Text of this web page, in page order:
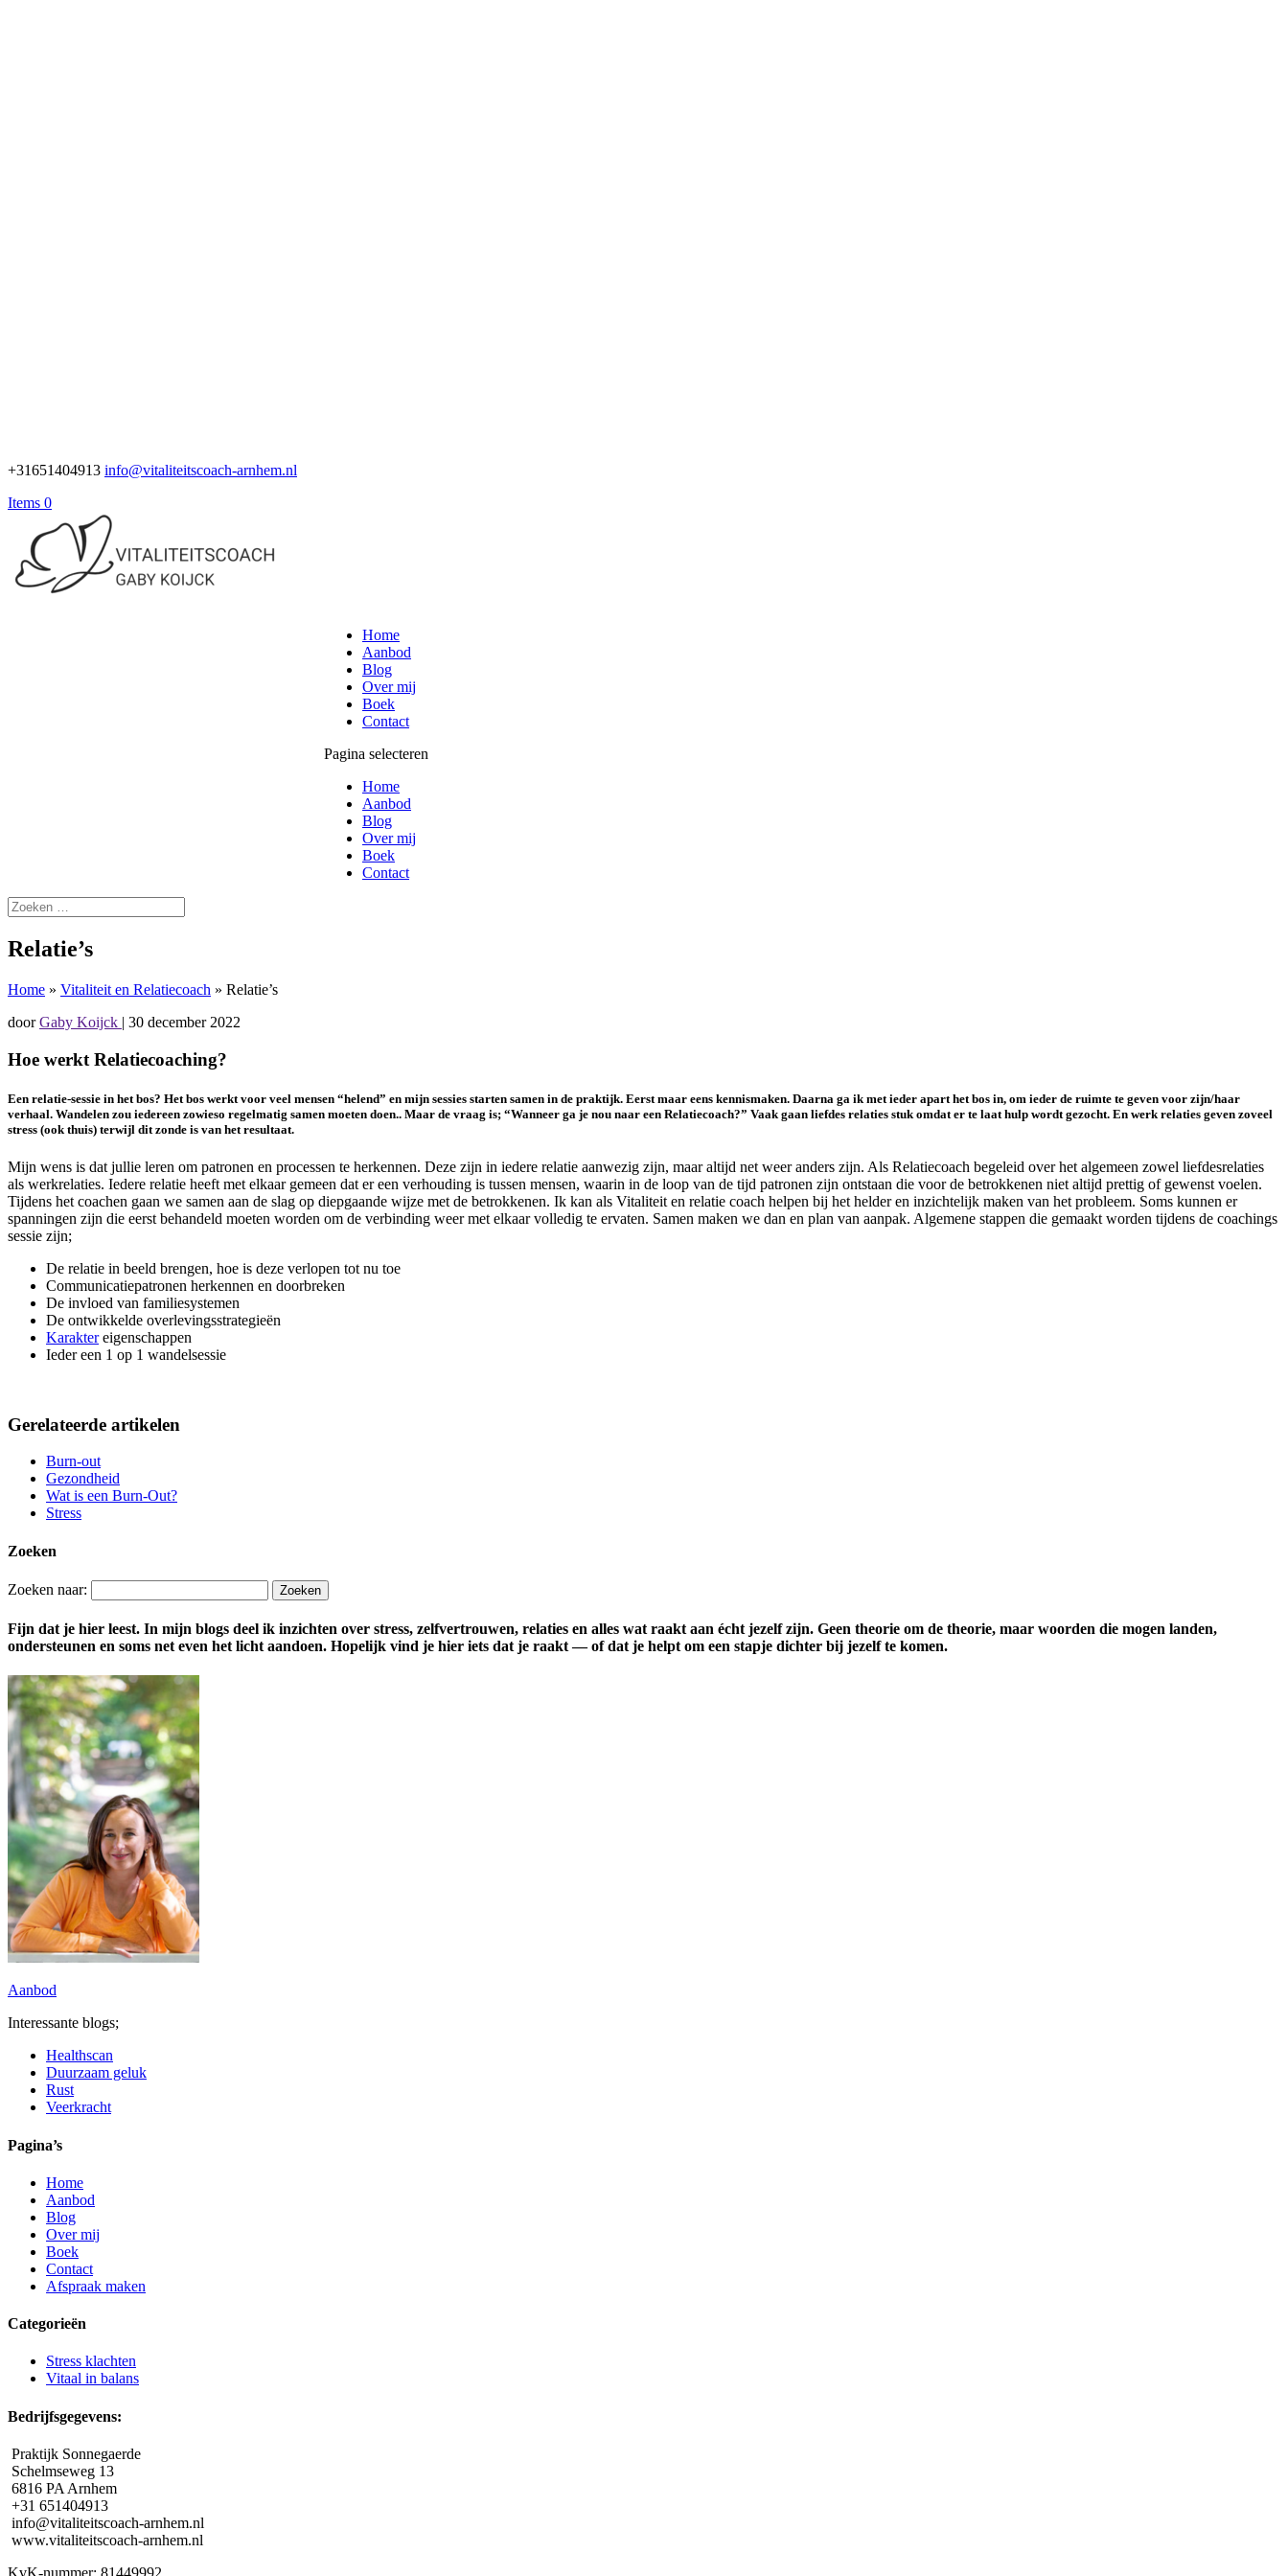
+31651404913 info@vitaliteitscoach-arnhem.nl
Items 0
Home
Aanbod
Blog
Over mij
Boek
Contact
Pagina selecteren
Home
Aanbod
Blog
Over mij
Boek
Contact
Relatie’s
Home » Vitaliteit en Relatiecoach » Relatie’s
doorGaby Koijck | 30 december 2022
Hoe werkt Relatiecoaching?
Een relatie-sessie in het bos? Het bos werkt voor veel mensen “helend” en mijn sessies starten samen in de praktijk. Eerst maar eens kennismaken. Daarna ga ik met ieder apart het bos in, om ieder de ruimte te geven voor zijn/haar
verhaal. Wandelen zou iedereen zowieso regelmatig samen moeten doen.. Maar de vraag is; “Wanneer ga je nou naar een Relatiecoach?” Vaak gaan liefdes relaties stuk omdat er te laat hulp wordt gezocht. En werk relaties geven zoveel
stress (ook thuis) terwijl dit zonde is van het resultaat.
Mijn wens is dat jullie leren om patronen en processen te herkennen. Deze zijn in iedere relatie aanwezig zijn, maar altijd net weer anders zijn. Als Relatiecoach begeleid over het algemeen zowel liefdesrelaties
als werkrelaties. Iedere relatie heeft met elkaar gemeen dat er een verhouding is tussen mensen, waarin in de loop van de tijd patronen zijn ontstaan die voor de betrokkenen niet altijd prettig of gewenst voelen.
Tijdens het coachen gaan we samen aan de slag op diepgaande wijze met de betrokkenen. Ik kan als Vitaliteit en relatie coach helpen bij het helder en inzichtelijk maken van het probleem. Soms kunnen er
spanningen zijn die eerst behandeld moeten worden om de verbinding weer met elkaar volledig te ervaten. Samen maken we dan en plan van aanpak. Algemene stappen die gemaakt worden tijdens de coachings
sessie zijn;
De relatie in beeld brengen, hoe is deze verlopen tot nu toe
Communicatiepatronen herkennen en doorbreken
De invloed van familiesystemen
De ontwikkelde overlevingsstrategieën
Karaktereigenschappen
Ieder een 1 op 1 wandelsessie
Gerelateerde artikelen
Burn-out
Gezondheid
Wat is een Burn-Out?
Stress
Zoeken
Zoeken naar:
Fijn dat je hier leest. In mijn blogs deel ik inzichten over stress, zelfvertrouwen, relaties en alles wat raakt aan écht jezelf zijn. Geen theorie om de theorie, maar woorden die mogen landen,
ondersteunen en soms net even het licht aandoen. Hopelijk vind je hier iets dat je raakt — of dat je helpt om een stapje dichter bij jezelf te komen.
Aanbod
Interessante blogs;
Healthscan
Duurzaam geluk
Rust
Veerkracht
Pagina’s
Home
Aanbod
Blog
Over mij
Boek
Contact
Afspraak maken
Categorieën
Stress klachten
Vitaal in balans
Bedrijfsgegevens:
Praktijk Sonnegaerde
Schelmseweg 13
6816 PA Arnhem
+31 651404913
info@vitaliteitscoach-arnhem.nl
www.vitaliteitscoach-arnhem.nl
KvK-nummer: 81449992